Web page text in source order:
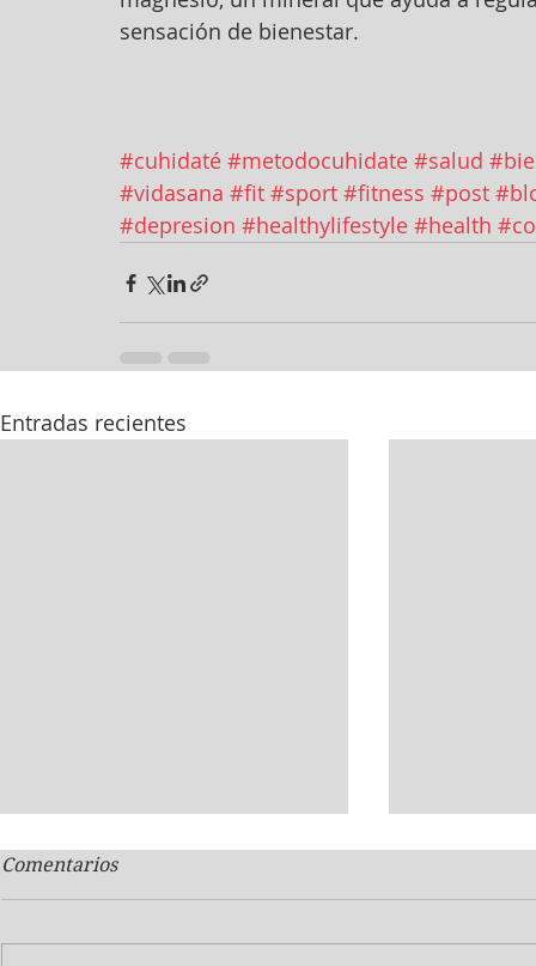
sensación de bienestar.
#cuhidaté #metodocuhidate #salud
#vidasana #fit #sport #fitness #post
#depresion #healthylifestyle #health
Entradas recientes
Comentarios